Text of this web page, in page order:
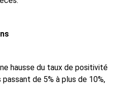
hausse du taux de positivité
de 5% à plus de 10%,